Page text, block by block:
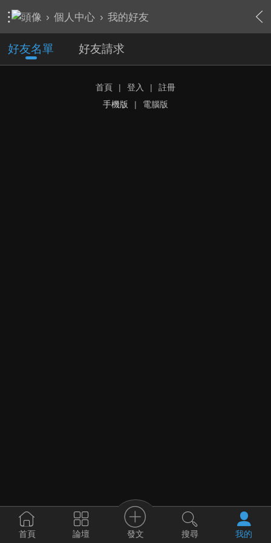
› 個人中心 › 我的好友
好友名單 好友請求
首頁 | 登入 |
註冊
手機版
| 電腦版
首頁 論壇 發文 搜尋 我的